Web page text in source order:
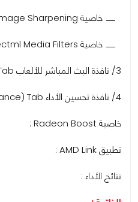
خاصية Image Sharpening :
خاصية Directml Media Filters :
3/ نافذة البث المباشر للألعاب Streaming Tab :
4/ نافذة تحسين الأداء Tuning (Performance) Tab :
خاصية Radeon Boost :
تطبيق AMD Link :
نتائج الأداء :